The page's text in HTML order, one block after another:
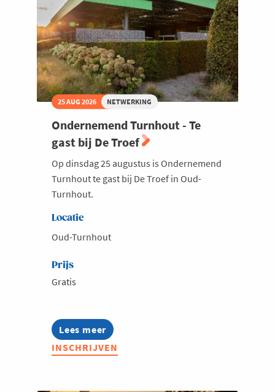
25 AUG 2026 NETWERKING
Ondernemend Turnhout - Te
gast bij De Troef
Op dinsdag 25 augustus is Ondernemend
Turnhout te gast bij De Troef in Oud-
Turnhout.
Locatie
Oud-Turnhout
Prijs
Gratis
Lees meer
about
Ondernemend
Turnhout
INSCHRIJVEN